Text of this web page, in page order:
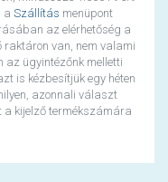
a Szállítás menüpont
az elérhetőség a
raktáron van, nem valami
az ügyintézőnk melletti
is kézbesítjük egy héten
azonnali választ
a kijelző termékszámára